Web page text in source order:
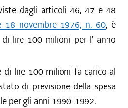
dagli articoli 46, 47 e 48
18 novembre 1976, n. 60, è
di lire 100 milioni per l' anno
di lire 100 milioni fa carico al
di previsione della spesa
per gli anni 1990-1992.